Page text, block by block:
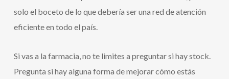
solo el boceto de lo que debería ser una red de atención
eficiente en todo el país.
Si vas a la farmacia, no te limites a preguntar si hay stock.
Pregunta si hay alguna forma de mejorar cómo estás